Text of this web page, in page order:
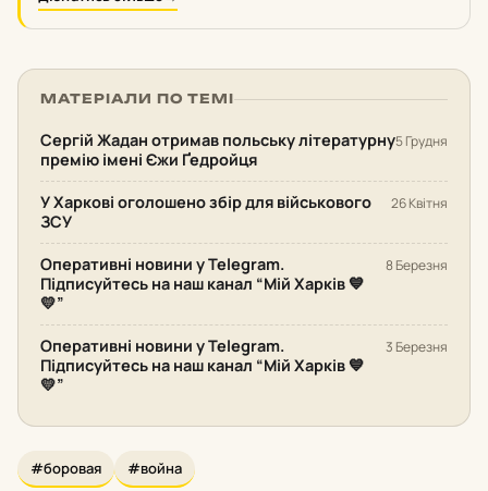
МАТЕРІАЛИ ПО ТЕМІ
Сергій Жадан отримав польську літературну
премію імені Єжи Ґедройця
5 Грудня
У Харкові оголошено збір для військового
ЗСУ
26 Квітня
Оперативні новини у Telegram.
Підписуйтесь на наш канал “Мій Харків 💙
💛”
8 Березня
Оперативні новини у Telegram.
Підписуйтесь на наш канал “Мій Харків 💙
💛”
3 Березня
#боровая #война